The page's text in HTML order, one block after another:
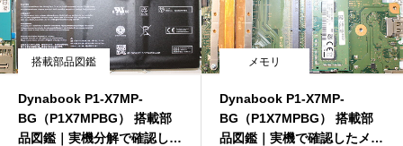
搭載部品図鑑
Dynabook P1-X7MP-
BG（P1X7MPBG） 搭載部
品図鑑｜実機分解で確認した
メモリ
Dynabook P1-X7MP-
BG（P1X7MPBG） 搭載部
品図鑑｜実機で確認したメモ